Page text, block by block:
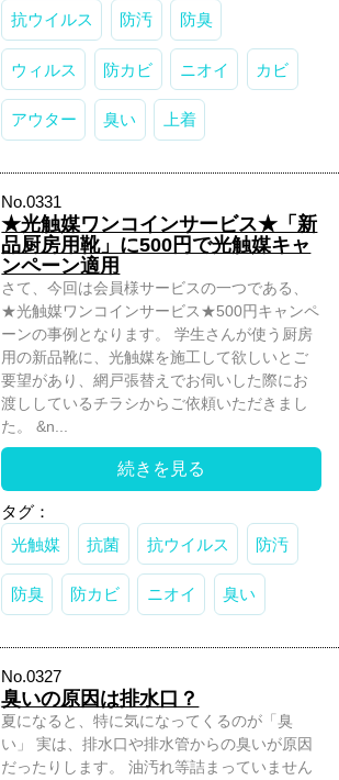
抗ウイルス 防汚 防臭
ウィルス 防カビ ニオイ カビ
アウター 臭い 上着
No.0331
★光触媒ワンコインサービス★「新
品厨房用靴」に500円で光触媒キャ
ンペーン適用
さて、今回は会員様サービスの一つである、
★光触媒ワンコインサービス★500円キャンペ
ーンの事例となります。 学生さんが使う厨房
用の新品靴に、光触媒を施工して欲しいとご
要望があり、網戸張替えでお伺いした際にお
渡ししているチラシからご依頼いただきまし
た。 &n...
続きを見る
タグ：
光触媒
抗菌 抗ウイルス 防汚
防臭 防カビ ニオイ 臭い
No.0327
臭いの原因は排水口？
夏になると、特に気になってくるのが「臭
い」 実は、排水口や排水管からの臭いが原因
だったりします。 油汚れ等詰まっていません